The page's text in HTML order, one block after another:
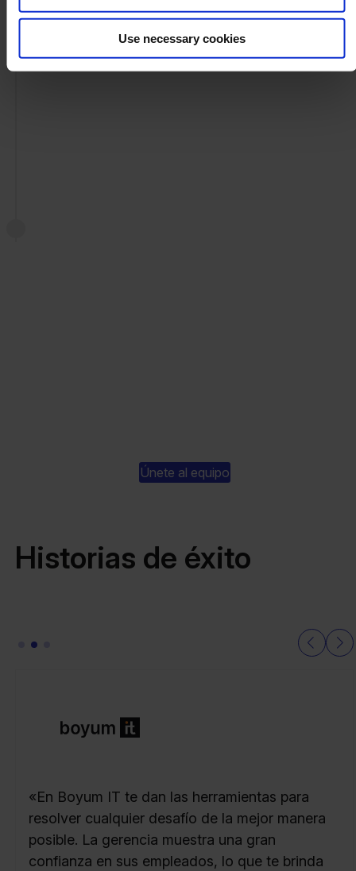
Use necessary cookies
Únete al equipo
Historias de éxito
«En Boyum IT te dan las herramientas para
resolver cualquier desafío de la mejor manera
posible. La gerencia muestra una gran
confianza en sus empleados, lo que te brinda